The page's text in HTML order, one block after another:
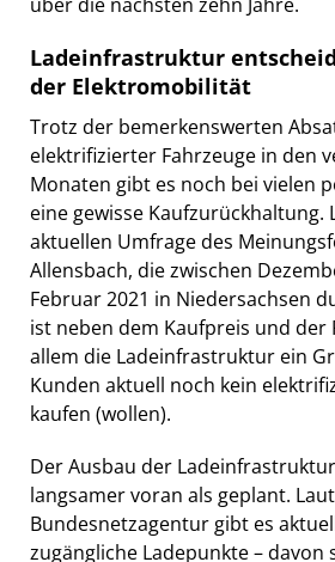
Ladeinfrastruktur
der Elektromobilität
Trotz der bemerkenswerten
elektrifizierter Fahrzeuge in den
Monaten gibt es noch bei vielen
eine gewisse Kaufzurückhaltung.
aktuellen Umfrage des
Allensbach, die zwischen
Februar 2021 in Niedersachsen
ist neben dem Kaufpreis und der
allem die Ladeinfrastruktur ein
Kunden aktuell noch kein
kaufen (wollen).
Der Ausbau der
langsamer voran als geplant. Laut
Bundesnetzagentur gibt es
zugängliche Ladepunkte – davon